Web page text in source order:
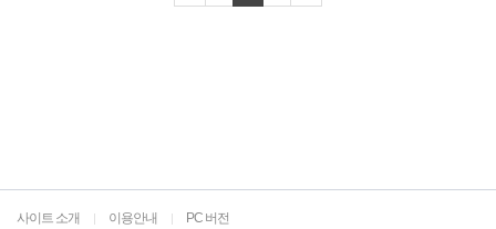
사이트 소개 | 이용안내 | PC 버전